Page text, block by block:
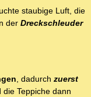
staubige Luft, die
der Dreckschleuder
, dadurch zuerst
die Teppiche dann